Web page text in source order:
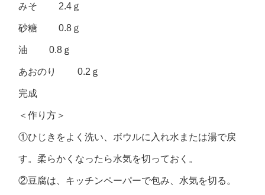
みそ 2.4ｇ
砂糖 0.8ｇ
油 0.8ｇ
あおのり 0.2ｇ
完成
＜作り方＞
①ひじきをよく洗い、ボウルに入れ水または湯で戻
す。柔らかくなったら水気を切っておく。
②豆腐は、キッチンペーパーで包み、水気を切る。